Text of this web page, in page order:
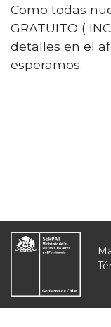
Como todas
GRATUITO (
detalles en el
esperamos.